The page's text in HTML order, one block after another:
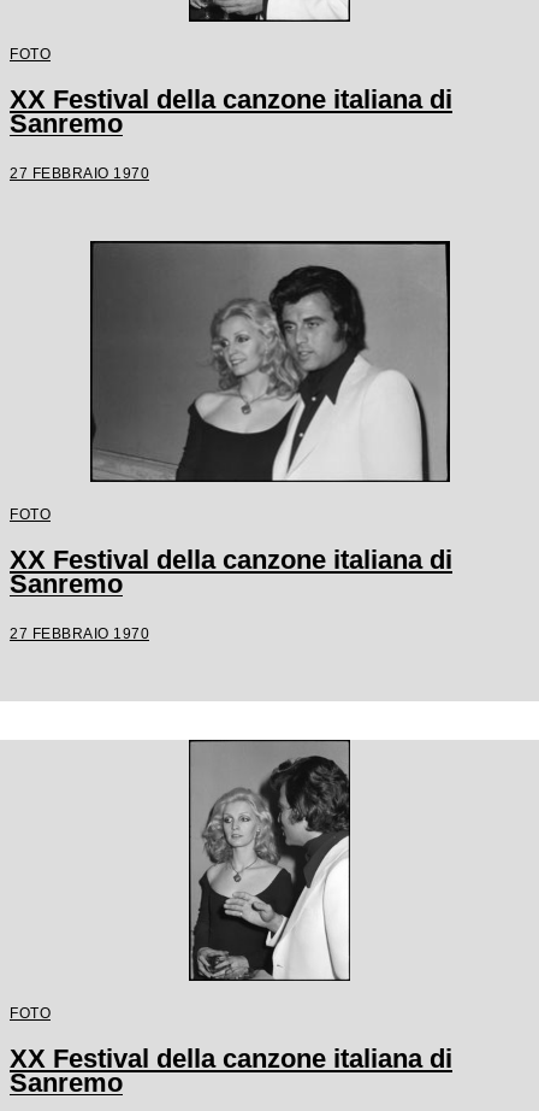
FOTO
XX Festival della canzone italiana di
Sanremo
27 FEBBRAIO 1970
FOTO
XX Festival della canzone italiana di
Sanremo
27 FEBBRAIO 1970
FOTO
XX Festival della canzone italiana di
Sanremo